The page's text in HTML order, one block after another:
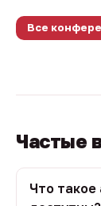
Все
Частые
Что такое